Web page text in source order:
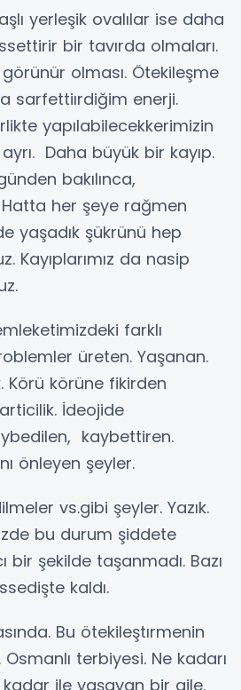
yerleşik ovalılar ise daha
bir tavırda olmaları.
olması. Ötekileşme
sarfettiırdiğim enerji.
yapılabilecekkerimizin
Daha büyük bir kayıp.
bakılınca,
Hatta her şeye rağmen
yaşadık şükrünü hep
Kayıplarımız da nasip
farklı
üreten. Yaşanan.
Körü körüne fikirden
İdeojide
kaybettiren.
önleyen şeyler.
vs.gibi şeyler. Yazık.
bu durum şiddete
bir şekilde taşanmadı. Bazı
kaldı.
Bu ötekileştırmenin
terbiyesi. Ne kadarı
ile yaşayan bir aile.